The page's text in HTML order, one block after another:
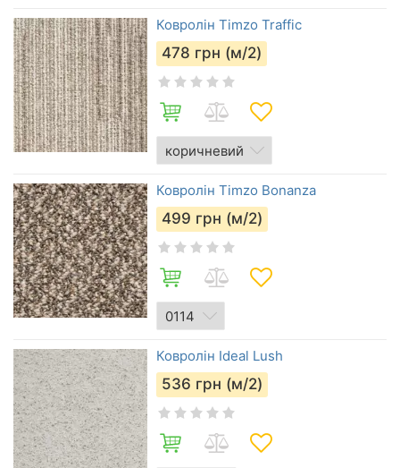
Ковролін Timzo Traffic
478 грн (м/2)
Ковролін Timzo Bonanza
499 грн (м/2)
Ковролін Ideal Lush
536 грн (м/2)